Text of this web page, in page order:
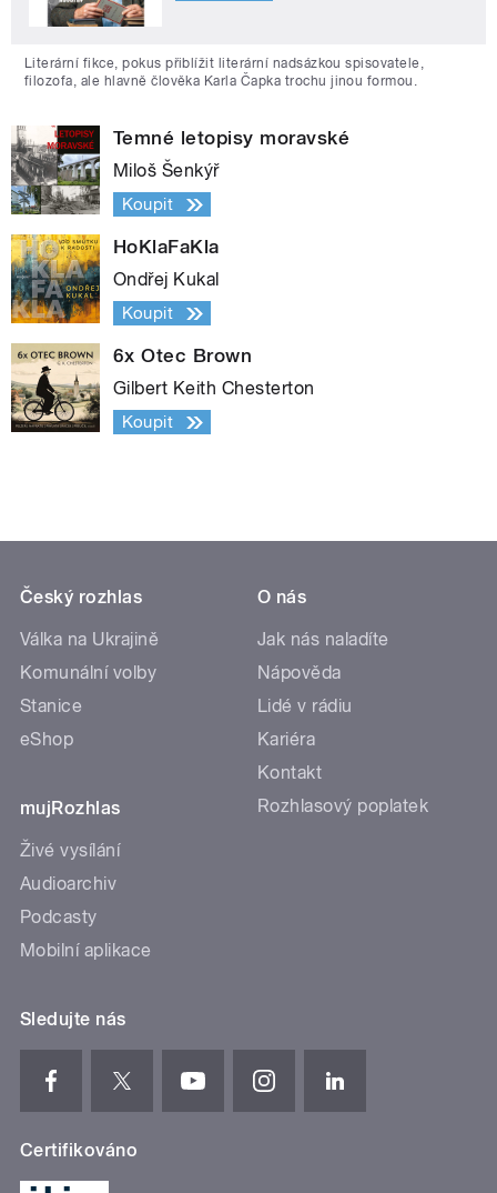
Literární fikce, pokus přiblížit literární nadsázkou spisovatele,
filozofa, ale hlavně člověka Karla Čapka trochu jinou formou.
Temné letopisy moravské
Miloš Šenkýř
Koupit
HoKlaFaKla
Ondřej Kukal
Koupit
6x Otec Brown
Gilbert Keith Chesterton
Koupit
Český rozhlas
Válka na Ukrajině
Komunální volby
Stanice
eShop
mujRozhlas
Živé vysílání
Audioarchiv
Podcasty
Mobilní aplikace
O nás
Jak nás naladíte
Nápověda
Lidé v rádiu
Kariéra
Kontakt
Rozhlasový poplatek
Sledujte nás
Certifikováno